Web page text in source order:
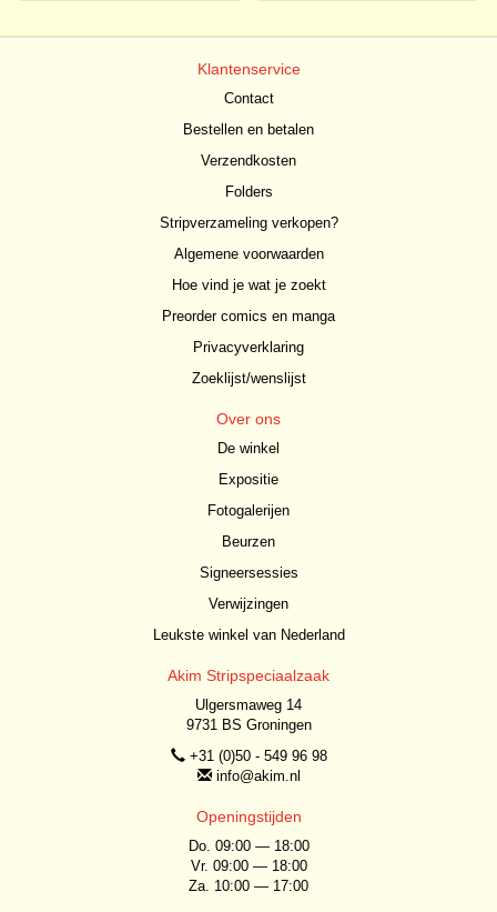
Klantenservice
Contact
Bestellen en betalen
Verzendkosten
Folders
Stripverzameling verkopen?
Algemene voorwaarden
Hoe vind je wat je zoekt
Preorder comics en manga
Privacyverklaring
Zoeklijst/wenslijst
Over ons
De winkel
Expositie
Fotogalerijen
Beurzen
Signeersessies
Verwijzingen
Leukste winkel van Nederland
Akim Stripspeciaalzaak
Ulgersmaweg 14
9731 BS Groningen
+31 (0)50 - 549 96 98
info@akim.nl
Openingstijden
Do. 09:00 — 18:00
Vr. 09:00 — 18:00
Za. 10:00 — 17:00